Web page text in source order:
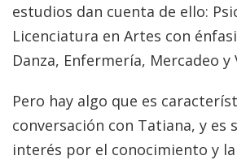
estudios dan cuenta de ello:
Licenciatura en Artes con
Danza, Enfermería, Mercadeo y
Pero hay algo que es
conversación con Tatiana, y es
interés por el conocimiento y